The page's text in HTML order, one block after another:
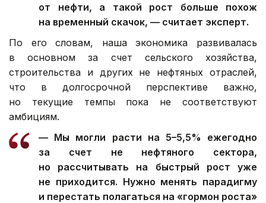
от нефти, а такой рост больше похож
на временный скачок, — считает эксперт.
По его словам, наша экономика развивалась
в основном за счет сельского хозяйства,
строительства и других не нефтяных отраслей,
что в долгосрочной перспективе важно,
но текущие темпы пока не соответствуют
амбициям.
— Мы могли расти на 5–5,5% ежегодно
за счет не нефтяного сектора,
но рассчитывать на быстрый рост уже
не приходится. Нужно менять парадигму
и перестать полагаться на «гормон роста»